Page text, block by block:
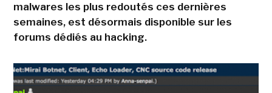
malwares les plus redoutés ces dernières
semaines, est désormais disponible sur les
forums dédiés au hacking.